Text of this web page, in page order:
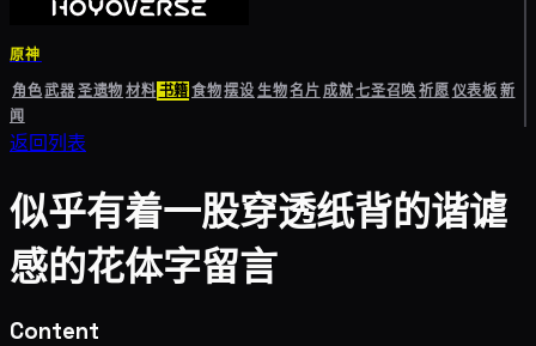
原神
角色武器圣遗物材料书籍食物摆设生物名片成就七圣召唤祈愿仪表板新
闻
返回列表
似乎有着一股穿透纸背的谐谑
感的花体字留言
Content